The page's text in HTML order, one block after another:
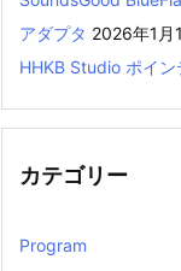
アダプタ 2026年1月
HHKB Studio ポイ
カテゴリー
Program